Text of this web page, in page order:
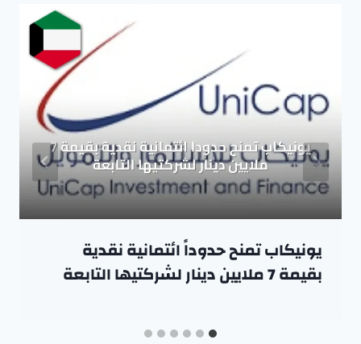
يونيكاب تمنح حدوداً ائتمانية نقدية
بقيمة 7 ملايين دينار لشركتيها التابعة